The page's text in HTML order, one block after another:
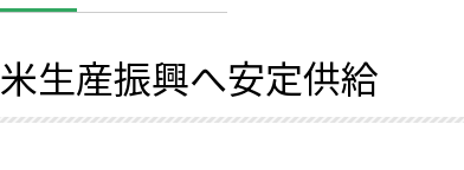
米生産振興へ安定供給